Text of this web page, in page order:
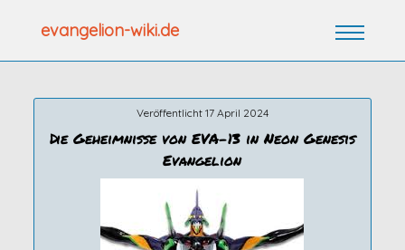
evangelion-wiki.de
Veröffentlicht 17 April 2024
Die Geheimnisse von EVA-13 in Neon Genesis
Evangelion